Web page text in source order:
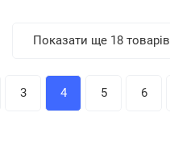
Показати ще 18 товарів
3 4 5 6